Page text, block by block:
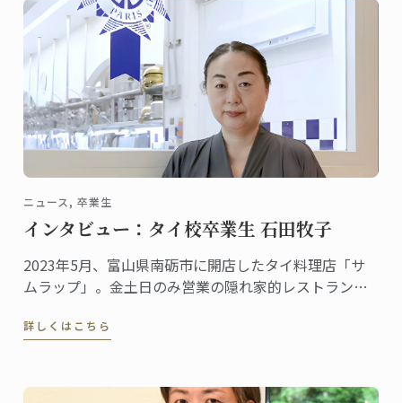
ニュース, 卒業生
インタビュー：タイ校卒業生 石田牧子
2023年5月、富山県南砺市に開店したタイ料理店「サ
ムラップ」。金土日のみ営業の隠れ家的レストランに
既に評判、地元客はもちろん、遠くから足を延ばす人
詳しくはこちら